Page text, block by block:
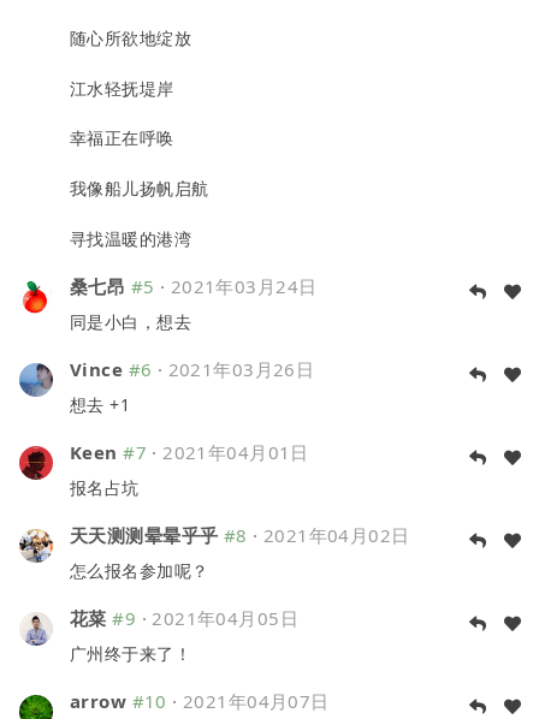
随心所欲地绽放
江水轻抚堤岸
幸福正在呼唤
我像船儿扬帆启航
寻找温暖的港湾
桑七昂 #5 · 2021年03月24日
同是小白，想去
Vince #6 · 2021年03月26日
想去 +1
Keen #7 · 2021年04月01日
报名占坑
天天测测晕晕乎乎 #8 · 2021年04月02日
怎么报名参加呢？
花菜 #9 · 2021年04月05日
广州终于来了！
arrow #10 · 2021年04月07日